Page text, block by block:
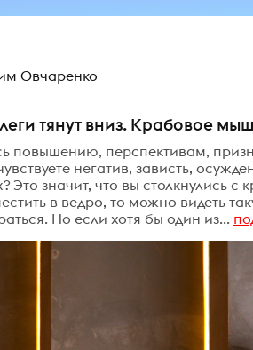
Овчаренко
тянут вниз. Крабовое
повышению, перспективам,
негатив, зависть,
Это значит, что вы столкнулись
в ведро, то можно видеть
Но если хотя бы один из...